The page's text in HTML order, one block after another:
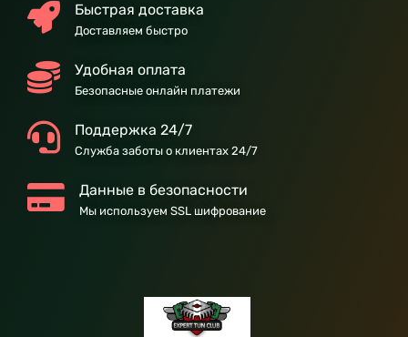
Быстрая доставка
Доставляем быстро
Удобная оплата
Безопасные онлайн платежи
Поддержка 24/7
Служба заботы о клиентах 24/7
Данные в безопасности
Мы используем SSL шифрование